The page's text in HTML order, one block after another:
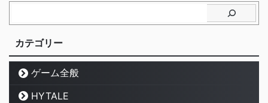
カテゴリー
ゲーム全般
HYTALE